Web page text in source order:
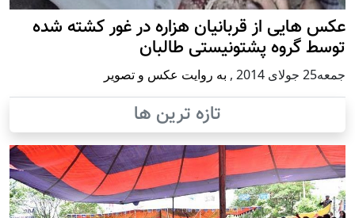
عکس هایی از قربانیان هزاره در غور کشته شده
توسط گروه پشتونیستی طالبان
جمعه25 جولای 2014 , به روایت عکس و تصویر
تازه ترین ها